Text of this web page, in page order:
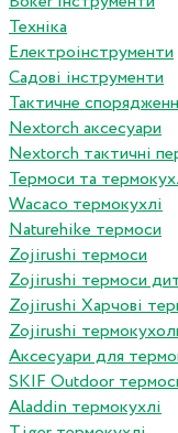
Техніка
Електроінструменти
Садові інструменти
Тактичне
Nextorch аксесуари
Nextorch тактичні
Термоси та
Wacaco термокухлі
Naturehike термоси
Zojirushi термоси
Zojirushi термоси
Zojirushi Харчові
Zojirushi
Аксесуари для
SKIF Outdoor
Aladdin термокухлі